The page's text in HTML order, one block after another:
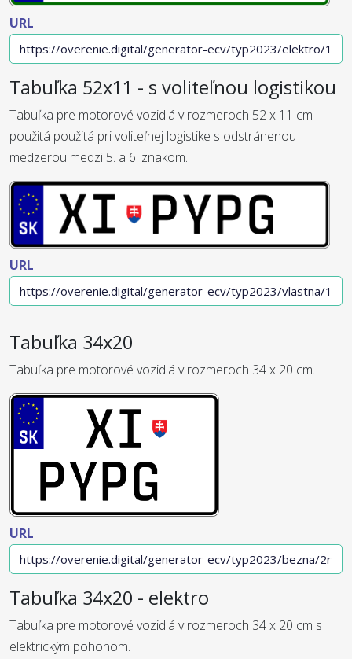
URL
Tabuľka 52x11 - s voliteľnou logistikou
Tabuľka pre motorové vozidlá v rozmeroch 52 x 11 cm
použitá použitá pri voliteľnej logistike s odstránenou
medzerou medzi 5. a 6. znakom.
URL
Tabuľka 34x20
Tabuľka pre motorové vozidlá v rozmeroch 34 x 20 cm.
URL
Tabuľka 34x20 - elektro
Tabuľka pre motorové vozidlá v rozmeroch 34 x 20 cm s
elektrickým pohonom.